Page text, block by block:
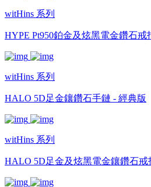
witHins 系列
HYPE Pt950鉑金及炫黑電金鑽石戒
witHins 系列
HALO 5D足金鑲鑽石手鏈 - 經典版
witHins 系列
HALO 5D足金及炫黑電金鑲鑽石戒